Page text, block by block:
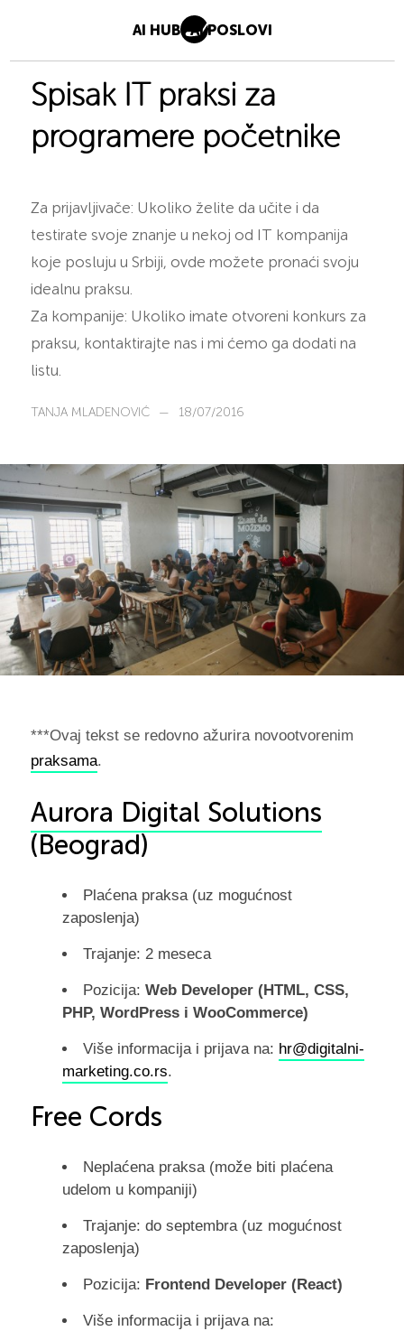
AI HUB AI POSLOVI
Spisak IT praksi za
programere početnike
Za prijavljivače: Ukoliko želite da učite i da
testirate svoje znanje u nekoj od IT kompanija
koje posluju u Srbiji, ovde možete pronaći svoju
idealnu praksu.
Za kompanije: Ukoliko imate otvoreni konkurs za
praksu, kontaktirajte nas i mi ćemo ga dodati na
listu.
TANJA MLADENOVIĆ — 18/07/2016
***Ovaj tekst se redovno ažurira novootvorenim
praksama.
Aurora Digital Solutions
(Beograd)
Plaćena praksa (uz mogućnost
zaposlenja)
Trajanje: 2 meseca
Pozicija: Web Developer (HTML, CSS,
PHP, WordPress i WooCommerce)
Više informacija i prijava na: hr@digitalni-
marketing.co.rs.
Free Cords
Neplaćena praksa (može biti plaćena
udelom u kompaniji)
Trajanje: do septembra (uz mogućnost
zaposlenja)
Pozicija: Frontend Developer (React)
Više informacija i prijava na: